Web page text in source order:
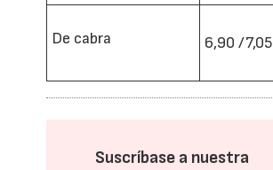
De cabra 6,90 /7,05
Suscríbase a nuestra